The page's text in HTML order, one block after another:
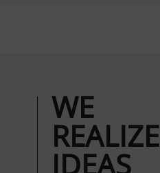
WE
REALIZE
IDEAS